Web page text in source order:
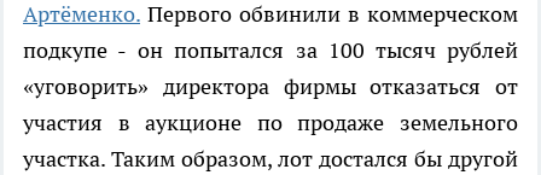
Артёменко. Первого обвинили в коммерческом
подкупе - он попытался за 100 тысяч рублей
«уговорить» директора фирмы отказаться от
участия в аукционе по продаже земельного
участка. Таким образом, лот достался бы другой